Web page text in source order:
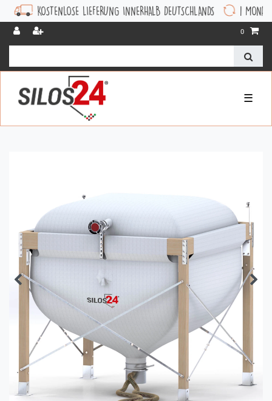
LIEFERUNG INNERHALB DEUTSCHLANDS 1 MONAT WIDERRUFSRECHT
0
☰